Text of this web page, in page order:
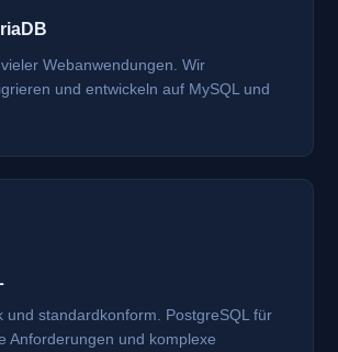
Webanwendungen. Wir
und entwickeln auf MySQL und
und standardkonform. PostgreSQL für
Anforderungen und komplexe